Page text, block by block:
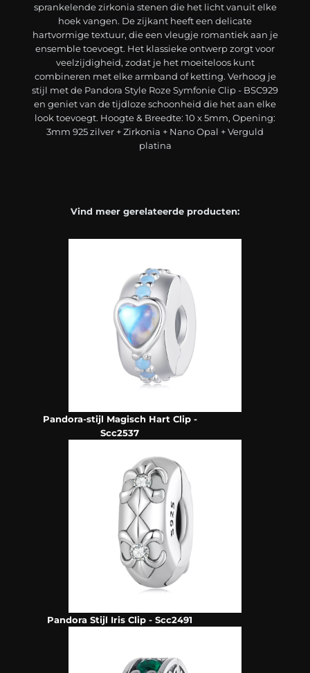
sprankelende zirkonia stenen die het licht vanuit elke
hoek vangen. De zijkant heeft een delicate
hartvormige textuur, die een vleugje romantiek aan je
ensemble toevoegt. Het klassieke ontwerp zorgt voor
veelzijdigheid, zodat je het moeiteloos kunt
combineren met elke armband of ketting. Verhoog je
stijl met de Pandora Style Roze Symfonie Clip - BSC929
en geniet van de tijdloze schoonheid die het aan elke
look toevoegt. Hoogte & Breedte: 10 x 5mm, Opening:
3mm 925 zilver + Zirkonia + Nano Opal + Verguld
platina
Vind meer gerelateerde producten:
Pandora-stijl Magisch Hart Clip -
Scc2537
Pandora Stijl Iris Clip - Scc2491